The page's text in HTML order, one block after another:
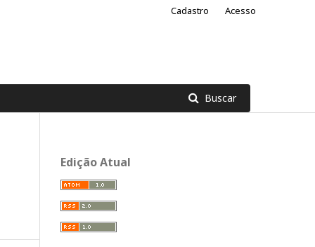
Buscar
Cadastro Acesso
Edição Atual